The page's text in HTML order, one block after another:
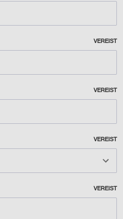
VEREIST
VEREIST
VEREIST
VEREIST